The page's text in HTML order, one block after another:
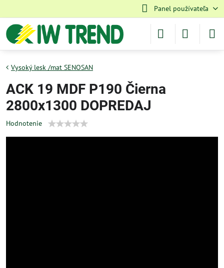
Panel používateľa
Vysoký lesk /mat SENOSAN
ACK 19 MDF P190 Čierna
2800x1300 DOPREDAJ
Hodnotenie